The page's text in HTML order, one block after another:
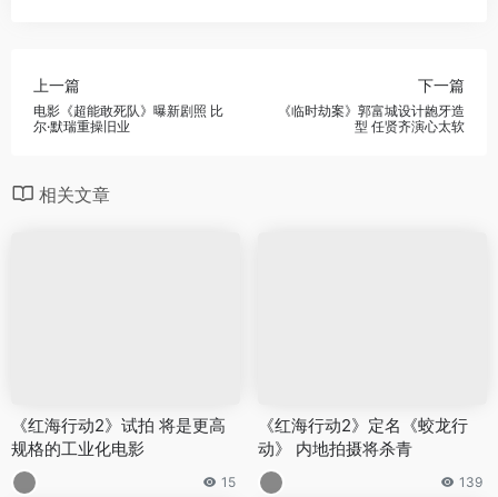
上一篇
电影《超能敢死队》曝新剧照 比
尔·默瑞重操旧业
下一篇
《临时劫案》郭富城设计龅牙造
型 任贤齐演心太软
相关文章
《红海行动2》试拍 将是更高
规格的工业化电影
15
《红海行动2》定名《蛟龙行
动》 内地拍摄将杀青
139